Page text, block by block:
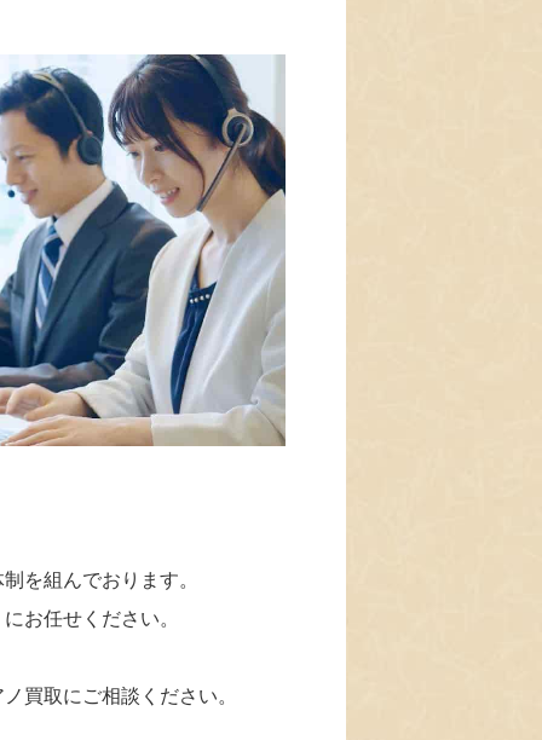
を組んでおります。
お任せください。
買取にご相談ください。